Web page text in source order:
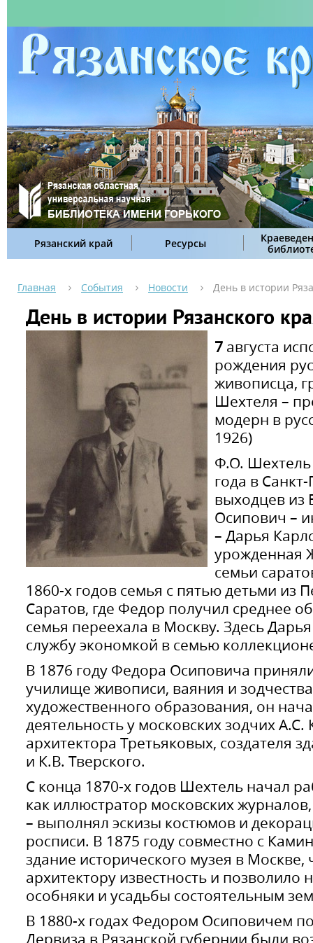
Рязанский край Ресурсы
Главная События Новости День в истории
День в истории Рязанского
7 августа
рождения
живописца,
Шехтеля –
модерн в
1926)
Ф.О. Шехтель
года в
выходцев из
Осипович –
– Дарья
урожденная
семьи
1860-х годов семья с пятью детьми из
Саратов, где Федор получил среднее
семья переехала в Москву. Здесь
службу экономкой в семью
В 1876 году Федора Осиповича
училище живописи, ваяния и
художественного образования, он
деятельность у московских зодчих
архитектора Третьяковых, создателя
и К.В. Тверского.
С конца 1870-х годов Шехтель начал
как иллюстратор московских
– выполнял эскизы костюмов и
росписи. В 1875 году совместно с
здание исторического музея в Москве,
архитектору известность и позволило
особняки и усадьбы состоятельным
В 1880-х годах Федором Осиповичем
Дервиза в Рязанской губернии были